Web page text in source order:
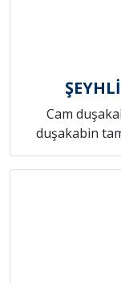
Cam
duşakabin